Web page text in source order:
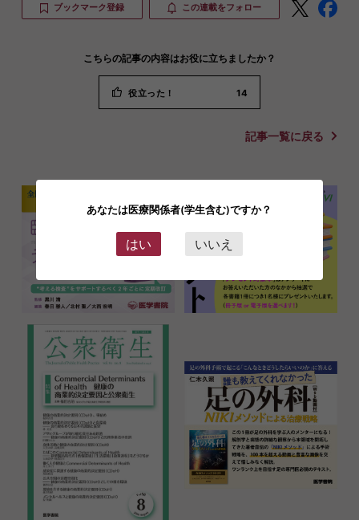
ブックマーク登録 この連載をフォロー
こちらの記事の内容はお役に立ちましたか？
役立った！ 14
記事一覧に戻る
あなたは医療関係者(学生含む)ですか？
はい いいえ